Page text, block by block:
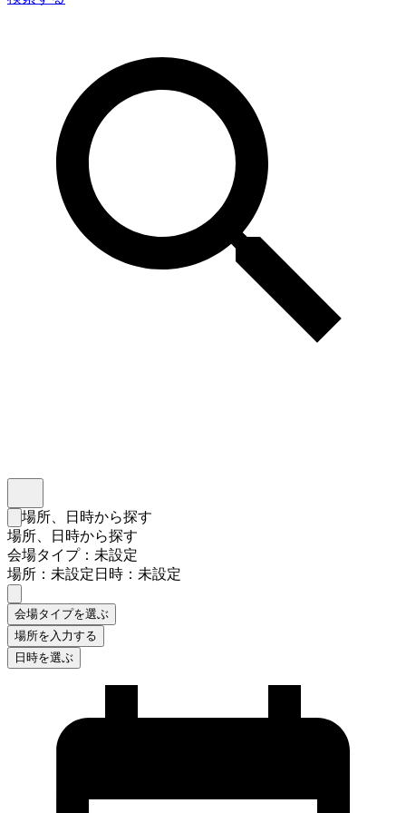
検索フォームを閉じる
場所、日時から探す
場所、日時から探す
会場タイプ：未設定
場所：未設定日時：未設定
会場タイプを選ぶ
場所を入力する
日時を選ぶ